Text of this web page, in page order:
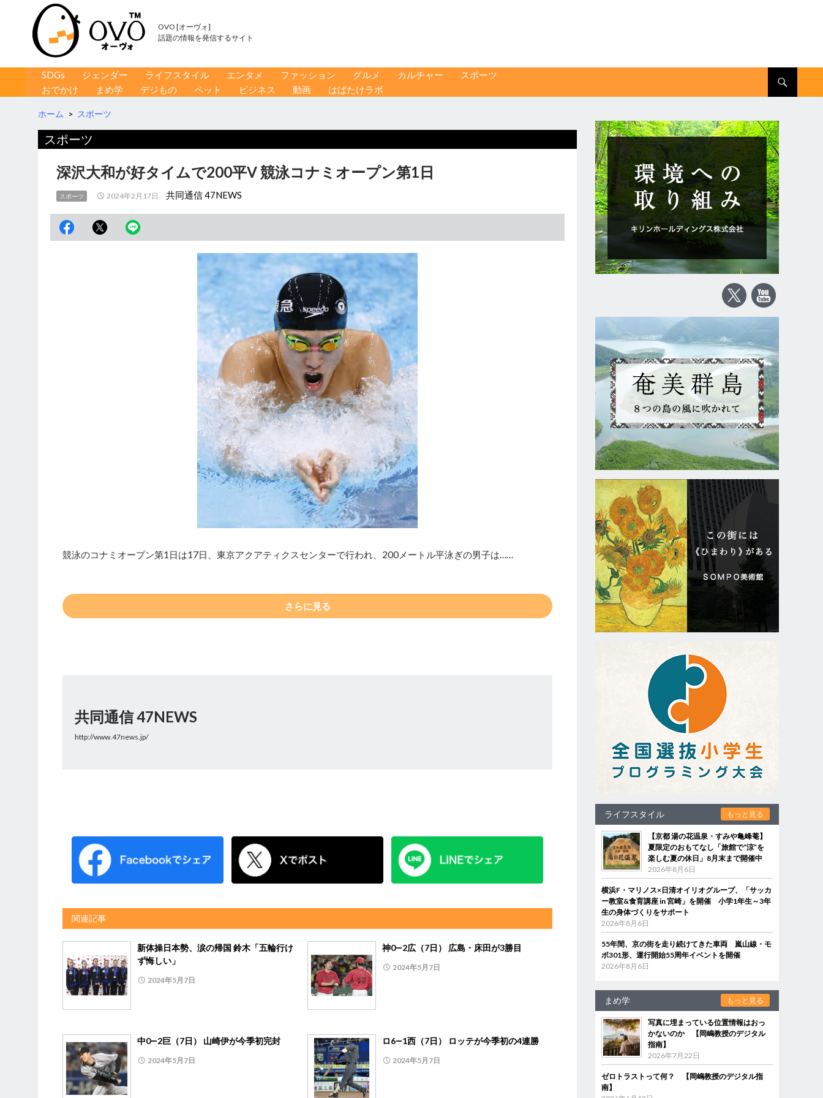
OVO [オーヴォ]
話題の情報を発信するサイト
コンテンツへ移動
SDGs ジェンダー ライフスタイル エンタメ ファッション グルメ カルチャー
スポーツ
おでかけ
まめ学 デジもの ペット ビジネス 動画 はばたけラボ
ホーム > スポーツ
スポーツ
深沢大和が好タイムで200平V 競泳コナミオープン第1日
スポーツ 2024年2月17日 共同通信 47NEWS
競泳のコナミオープン第1日は17日、東京アクアティクスセンターで行われ、200メートル平泳ぎの男子は……
さらに見る
共同通信 47NEWS
http://www.47news.jp/
関連記事
新体操日本勢、涙の帰国 鈴木「五輪行け
ず悔しい」
2024年5月7日
神0―2広（7日） 広島・床田が3勝目
2024年5月7日
中0―2巨（7日） 山崎伊が今季初完封
2024年5月7日
ロ6―1西（7日） ロッテが今季初の4連勝
2024年5月7日
ライフスタイル もっと見る
【京都 湯の花温泉・すみや亀峰菴】
夏限定のおもてなし「旅館で“涼”を
楽しむ夏の休日」8月末まで開催中
2026年8月6日
横浜F・マリノス×日清オイリオグループ、「サッカ
ー教室&食育講座 in 宮崎」を開催 小学1年生～3年
生の身体づくりをサポート
2026年8月6日
55年間、京の街を走り続けてきた車両 嵐山線・モ
ボ301形、運行開始55周年イベントを開催
2026年8月6日
まめ学 もっと見る
写真に埋まっている位置情報はおっ
かないのか 【岡嶋教授のデジタル
指南】
2026年7月22日
ゼロトラストって何？ 【岡嶋教授のデジタル指
南】